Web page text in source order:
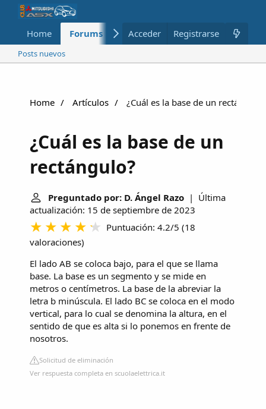
Home Forums Nuevo Miembros
Acceder Registrarse
Posts nuevos
Home Artículos ¿Cuál es la base de un rectángulo?
¿Cuál es la base de un
rectángulo?
Preguntado por: D. Ángel Razo | Última
actualización: 15 de septiembre de 2023
Puntuación: 4.2/5 (18
valoraciones)
El lado AB se coloca bajo, para el que se llama
base. La base es un segmento y se mide en
metros o centímetros. La base de la abreviar la
letra b minúscula. El lado BC se coloca en el modo
vertical, para lo cual se denomina la altura, en el
sentido de que es alta si lo ponemos en frente de
nosotros.
Solicitud de eliminación
Ver respuesta completa en scuolaelettrica.it